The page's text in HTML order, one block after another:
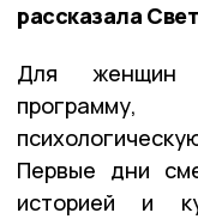
рассказала
Для женщин
программу,
Первые дни
историей и